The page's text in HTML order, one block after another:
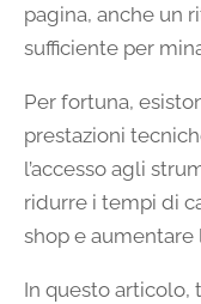
pagina, anche un
sufficiente per
Per fortuna,
prestazioni
l’accesso agli
ridurre i tempi di
shop e aumentare
In questo articolo,